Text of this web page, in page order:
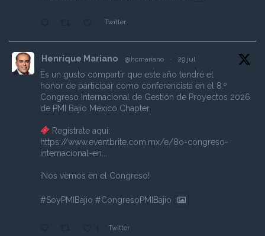
Twitter
Henrique Mariano @hcmariano · 29 jul
Es un gusto compartir que este año tendré el
honor de participar como conferencista en el 8.º
Congreso Internacional de Gestión de Proyectos 2026
de PMI Bajío México Chapter.
Regístrate aquí:
https://www.eventbrite.com.mx/e/8o-congreso-
internacional-en...
¡Nos vemos en el Congreso!
#SoyPMIBajio #CongresoPMIBajio
Twitter